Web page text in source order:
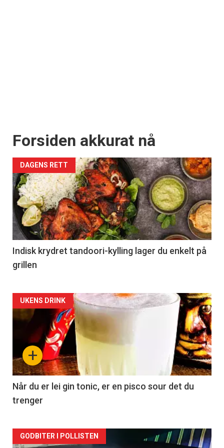
Forsiden akkurat nå
DAGENS RETT
Indisk krydret tandoori-kylling lager du enkelt på
grillen
Forsiden
akkurat
nå
-
2
+
UKENS DRINK
Når du er lei gin tonic, er en pisco sour det du
trenger
Forsiden
GODBITER I POLLISTEN